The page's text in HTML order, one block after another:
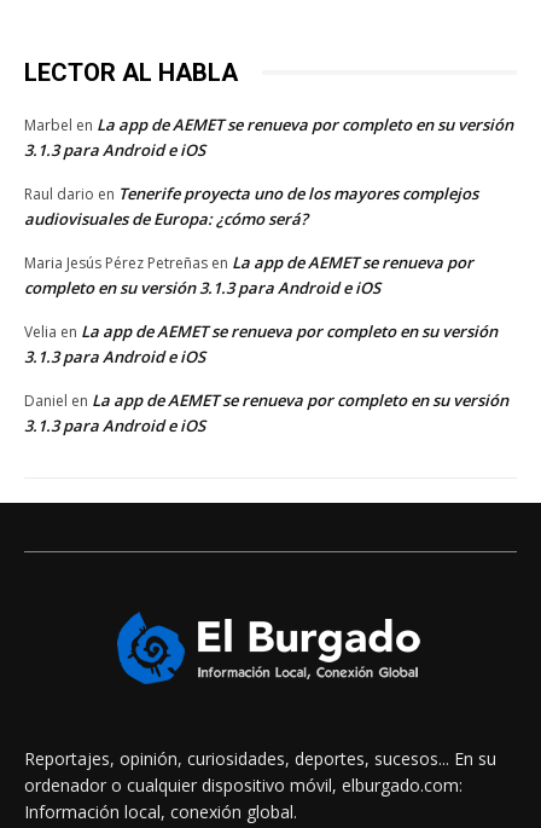
LECTOR AL HABLA
Marbel en La app de AEMET se renueva por completo en su versión
3.1.3 para Android e iOS
Raul dario en Tenerife proyecta uno de los mayores complejos
audiovisuales de Europa: ¿cómo será?
Maria Jesús Pérez Petreñas en La app de AEMET se renueva por
completo en su versión 3.1.3 para Android e iOS
Velia en La app de AEMET se renueva por completo en su versión
3.1.3 para Android e iOS
Daniel en La app de AEMET se renueva por completo en su versión
3.1.3 para Android e iOS
Reportajes, opinión, curiosidades, deportes, sucesos... En su
ordenador o cualquier dispositivo móvil, elburgado.com:
Información local, conexión global.